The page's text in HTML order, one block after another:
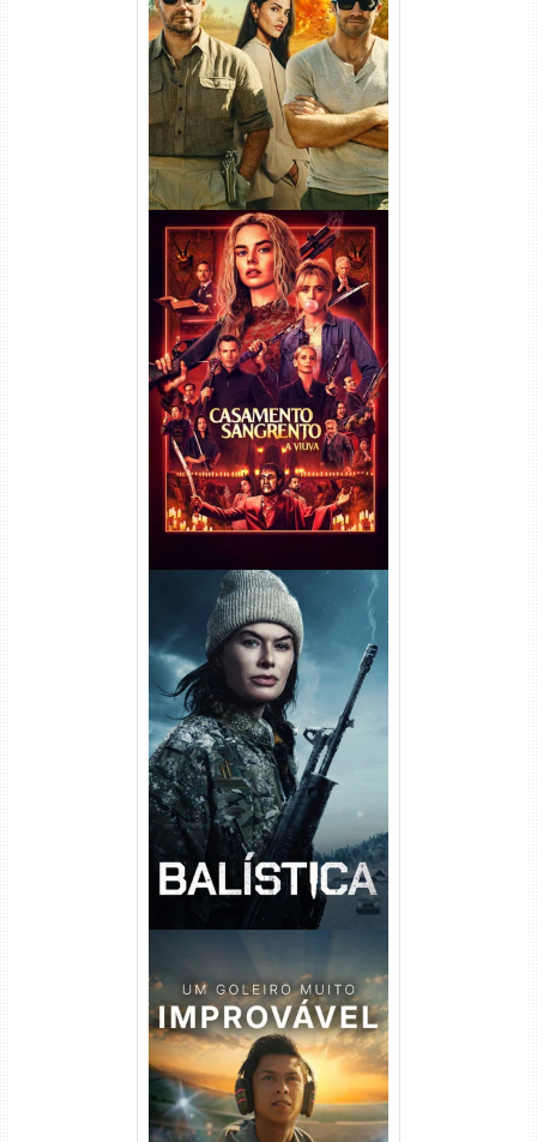
Na Zona Cinzenta Torrent
(2026) WEB-DL 1080p/4K
Dual Áudio
Casamento Sangrento: A
Viúva Torrent (2026) WEB-DL
720p/1080p/4K Dual Áudio
Balística Torrent (2025) WEB-
DL 1080p Dual Áudio
Um Goleiro Muito Improvável
Torrent (2026) WEB-DL 1080p
Dual Áudio